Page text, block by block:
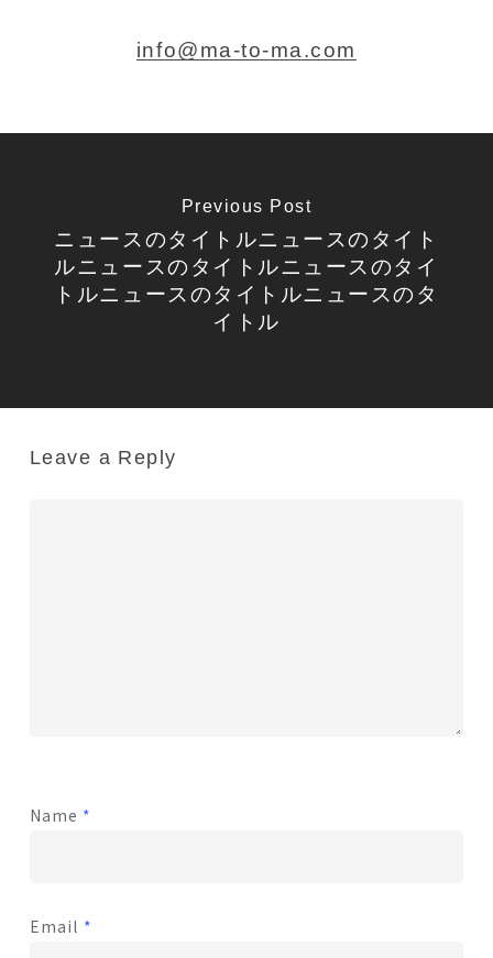
info@ma-to-ma.com
Previous Post
ニュースのタイトルニュースのタイト
ルニュースのタイトルニュースのタイ
トルニュースのタイトルニュースのタ
イトル
Leave a Reply
Name *
Email *